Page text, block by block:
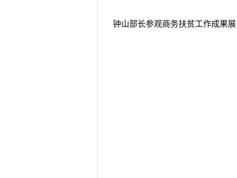
钟山部长参观商务扶贫工作成果展